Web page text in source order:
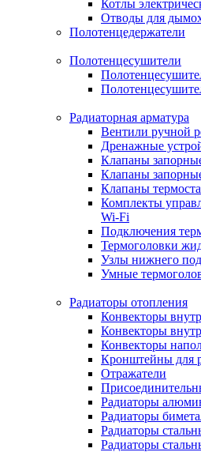
Котлы
Отводы для
Полотенцедержатели
Полотенцесушители
Радиаторная арматура
Вентили ручной
Дренажные
Клапаны
Клапаны
Клапаны
Комплекты
Wi-Fi
Подключения
Термоголовки
Узлы нижнего
Умные
Радиаторы отопления
Конвекторы
Конвекторы
Конвекторы
Кронштейны для
Отражатели
Радиаторы
Радиаторы
Радиаторы
Радиаторы